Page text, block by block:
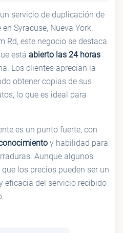
servicio de duplicación de
Syracuse, Nueva York.
Rd, este negocio se destaca
está abierto las 24 horas
Los clientes aprecian la
obtener copias de sus
lo que es ideal para
es un punto fuerte, con
y habilidad para
Aunque algunos
los precios pueden ser un
eficacia del servicio recibido